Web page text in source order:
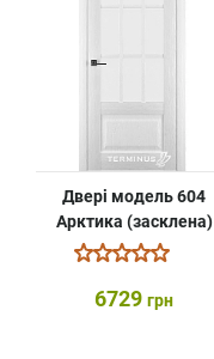
Двері модель 604
Арктика (засклена)
6729 грн